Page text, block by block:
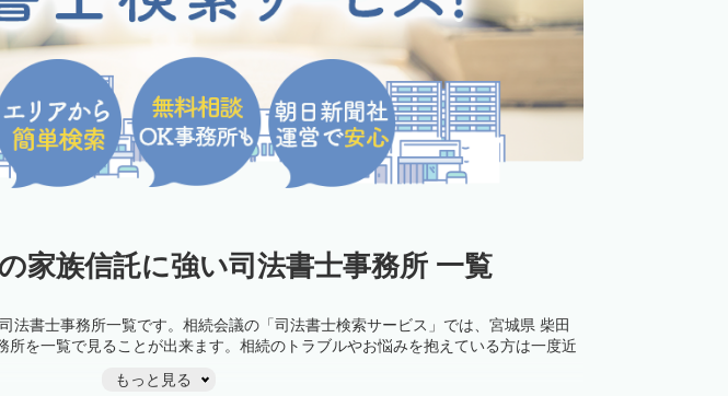
家族信託に強い司法書士事務所 一覧
法書士事務所一覧です。相続会議の「司法書士検索サービス」では、宮城県 柴田
所を一覧で見ることが出来ます。相続のトラブルやお悩みを抱えている方は一度近
もっと見る